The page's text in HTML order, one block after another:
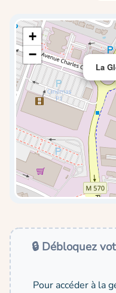
La
+
−
🔒 Débloquez
Pour accéder à la